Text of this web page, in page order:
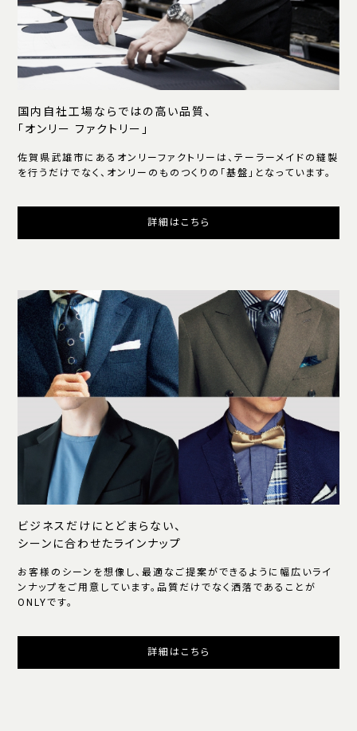
国内自社工場ならではの高い品質、
「オンリー ファクトリー」
佐賀県武雄市にあるオンリーファクトリーは、テーラーメイドの縫製
を行うだけでなく、オンリーのものつくりの「基盤」となっています。
詳細はこちら
ビジネスだけにとどまらない、
シーンに合わせたラインナップ
お客様のシーンを想像し、最適なご提案ができるように幅広いライ
ンナップをご用意しています。品質だけでなく洒落であることが
ONLYです。
詳細はこちら